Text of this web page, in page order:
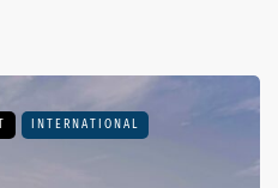
INTERNATIONAL